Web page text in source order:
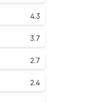
4.3
3.7
2.7
2.4